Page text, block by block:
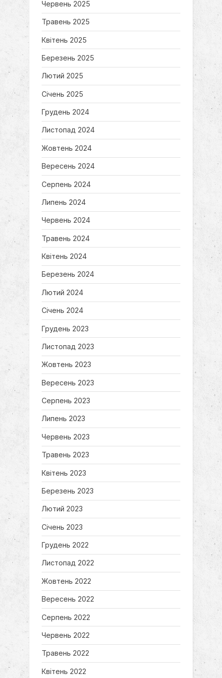
Червень 2025
Травень 2025
Квітень 2025
Березень 2025
Лютий 2025
Січень 2025
Грудень 2024
Листопад 2024
Жовтень 2024
Вересень 2024
Серпень 2024
Липень 2024
Червень 2024
Травень 2024
Квітень 2024
Березень 2024
Лютий 2024
Січень 2024
Грудень 2023
Листопад 2023
Жовтень 2023
Вересень 2023
Серпень 2023
Липень 2023
Червень 2023
Травень 2023
Квітень 2023
Березень 2023
Лютий 2023
Січень 2023
Грудень 2022
Листопад 2022
Жовтень 2022
Вересень 2022
Серпень 2022
Червень 2022
Травень 2022
Квітень 2022